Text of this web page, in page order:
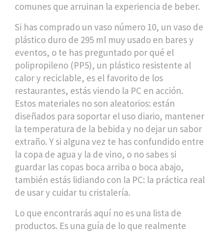
comunes que arruinan la experiencia de beber.
Si has comprado un vaso número 10, un vaso de
plástico duro de 295 ml muy usado en bares y
eventos, o te has preguntado por qué el
polipropileno (PP5), un plástico resistente al
calor y reciclable, es el favorito de los
restaurantes, estás viendo la PC en acción.
Estos materiales no son aleatorios: están
diseñados para soportar el uso diario, mantener
la temperatura de la bebida y no dejar un sabor
extraño. Y si alguna vez te has confundido entre
la copa de agua y la de vino, o no sabes si
guardar las copas boca arriba o boca abajo,
también estás lidiando con la PC: la práctica real
de usar y cuidar tu cristalería.
Lo que encontrarás aquí no es una lista de
productos. Es una guía de lo que realmente